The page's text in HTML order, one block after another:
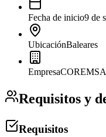
Fecha de inicio9 de
UbicaciónBaleares
EmpresaCOREMSA
Requisitos y
Requisitos